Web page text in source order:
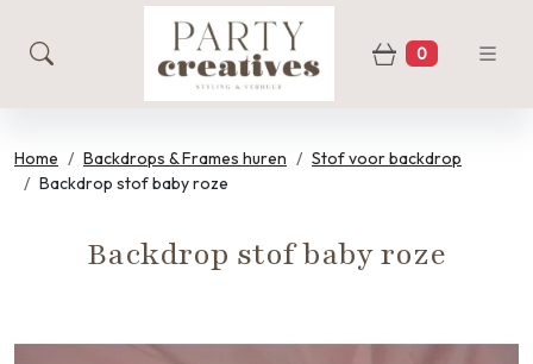
zoeken
0
Home Backdrops & Frames huren
Stof voor backdrop
Backdrop stof baby roze
Backdrop stof baby roze